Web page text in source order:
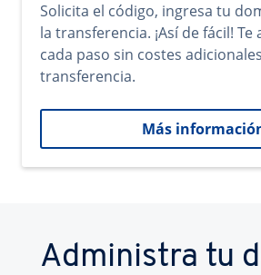
Solicita el código, ingresa tu
la transferencia. ¡Así de fácil! Te
cada paso sin costes
transferencia.
Más
Administra tu